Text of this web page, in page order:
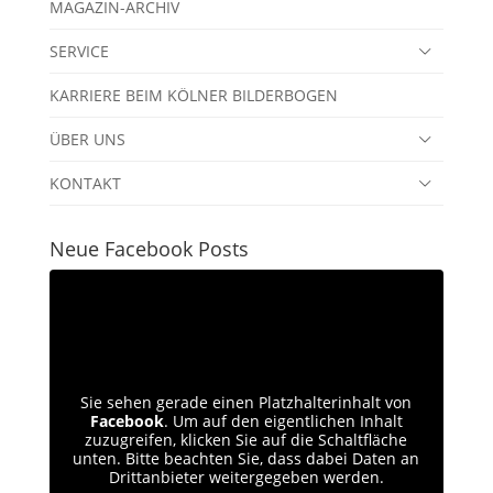
MAGAZIN-ARCHIV
SERVICE
KARRIERE BEIM KÖLNER BILDERBOGEN
ÜBER UNS
KONTAKT
Neue Facebook Posts
Sie sehen gerade einen Platzhalterinhalt von
Facebook. Um auf den eigentlichen Inhalt
zuzugreifen, klicken Sie auf die Schaltfläche
unten. Bitte beachten Sie, dass dabei Daten an
Drittanbieter weitergegeben werden.